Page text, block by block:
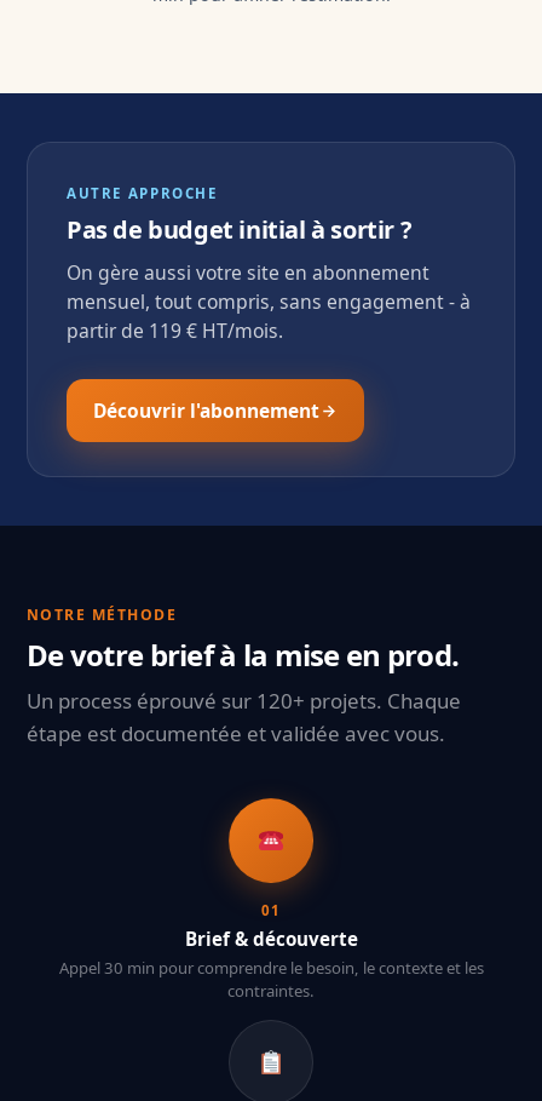
AUTRE APPROCHE
Pas de budget initial à sortir ?
On gère aussi votre site en abonnement
mensuel, tout compris, sans engagement - à
partir de 119 € HT/mois.
Découvrir l'abonnement
NOTRE MÉTHODE
De votre brief à la mise en prod.
Un process éprouvé sur 120+ projets. Chaque
étape est documentée et validée avec vous.
01
Brief & découverte
Appel 30 min pour comprendre le besoin, le contexte et les
contraintes.